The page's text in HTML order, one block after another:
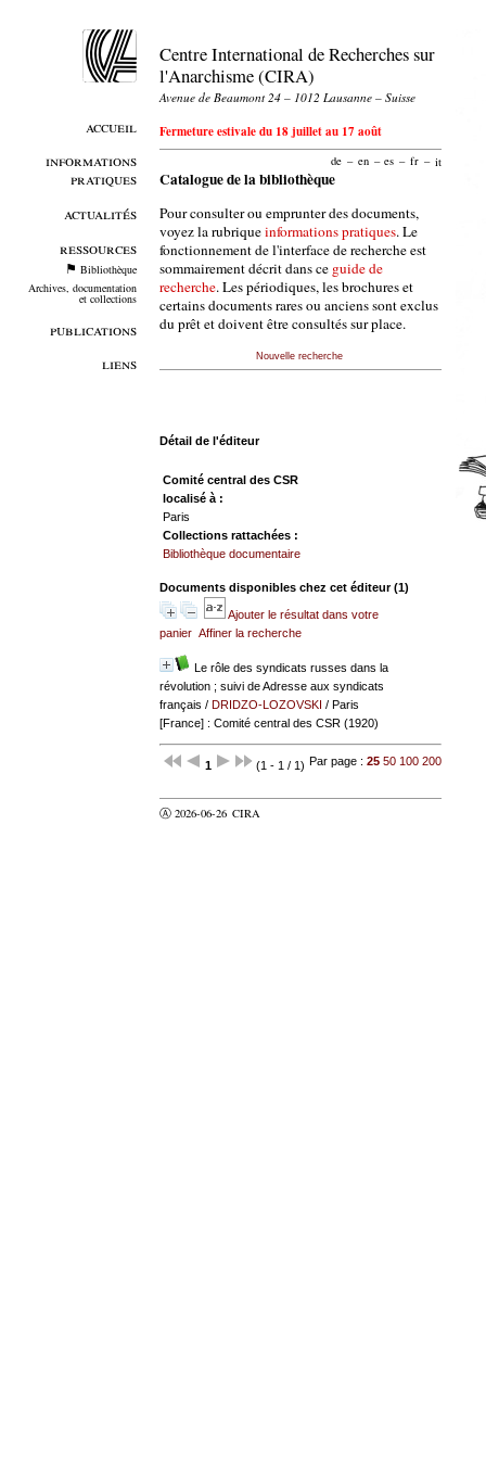
accueil
informations
pratiques
actualités
ressources
Bibliothèque
Archives, documentation
et collections
publications
liens
Centre International de Recherches sur
l'Anarchisme (CIRA)
Avenue de Beaumont 24 – 1012 Lausanne – Suisse
Fermeture estivale du 18 juillet au 17 août
de – en – es – fr – it
Catalogue de la bibliothèque
Pour consulter ou emprunter des documents,
voyez la rubriqueinformations pratiques. Le
fonctionnement de l'interface de recherche est
sommairement décrit dans ce guide de
recherche. Les périodiques, les brochures et
certains documents rares ou anciens sont exclus
du prêt et doivent être consultés sur place.
Nouvelle recherche
Détail de l'éditeur
Comité central des CSR
localisé à :
Paris
Collections rattachées :
Bibliothèque documentaire
Documents disponibles chez cet éditeur (1)
Ajouter le résultat dans votre
panier Affiner la recherche
Le rôle des syndicats russes dans la
révolution ; suivi de Adresse aux syndicats
français / DRIDZO-LOZOVSKI / Paris
[France] : Comité central des CSR (1920)
1 (1 - 1 / 1) Par page : 25 50 100 200
Ⓐ 2026-06-26 CIRA